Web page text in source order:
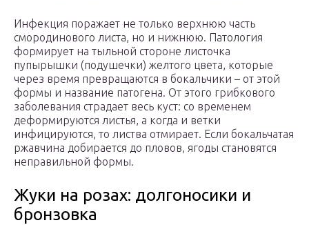
Инфекция поражает не только верхнюю часть
смородинового листа, но и нижнюю. Патология
формирует на тыльной стороне листочка
пупырышки (подушечки) желтого цвета, которые
через время превращаются в бокальчики – от этой
формы и название патогена. От этого грибкового
заболевания страдает весь куст: со временем
деформируются листья, а когда и ветки
инфицируются, то листва отмирает. Если бокальчатая
ржавчина добирается до пловов, ягоды становятся
неправильной формы.
Жуки на розах: долгоносики и
бронзовка